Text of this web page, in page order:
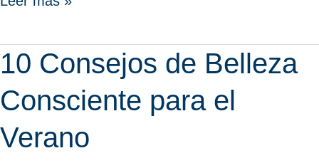
10 Consejos de Belleza
Consciente para el
Verano
10
Consejos
de
Consciente